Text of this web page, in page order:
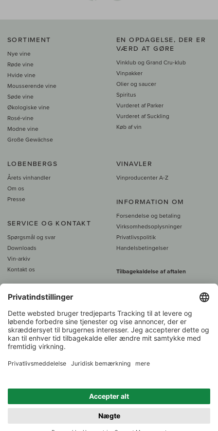
SORTIMENT
Nye vine
Røde vine
Hvide vine
Mousserende vine
Søde vine
Økologiske vine
Rosé-vine
Modne vine
Große Gewächse
EN OPDAGELSE, DER ER
VÆRD AT GØRE
Vinklub og Grand Cru-klub
Vinpakker
Olier og saucer
Spiritus
Vurderet af Parker
Vurderet af Suckling
Køb af vin
LOBENBERGS
Årets vinhandler
Om os
Presse
SERVICE OG KONTAKT
Spørgsmål og svar
Downloads
Vin-arkiv
Kontakt os
VINAVLER
Vinproducenter A-Z
INFORMATION OM
Forsendelse og betaling
Virksomhedsoplysninger
Privatlivspolitik
Handelsbetingelser
Tilbagekaldelse af aftalen
Alle priser er inkl. moms, plus 39
450 DKK gratis fragt
Kundeservice:
1.000 vinavlere –
Vinhandler
i år 2022
Tilbage